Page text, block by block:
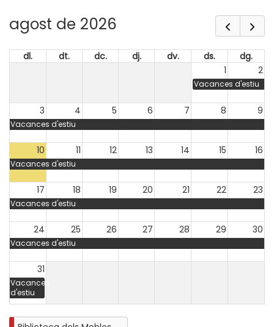
agost de 2026
dl. dt. dc. dj. dv. ds.
dg.
1
2
Vacances d'estiu
3 4 5 6 7 8 9
Vacances d'estiu
10 11 12 13 14 15 16
Vacances d'estiu
17 18 19 20 21 22 23
Vacances d'estiu
24 25 26 27 28 29 30
Vacances d'estiu
31
Vacances
d'estiu